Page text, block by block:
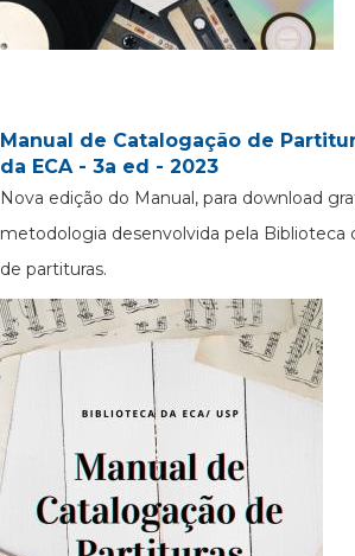
Manual de Catalogação de
da ECA - 3a ed - 2023
Nova edição do Manual, para download
metodologia desenvolvida pela Biblioteca
de partituras.